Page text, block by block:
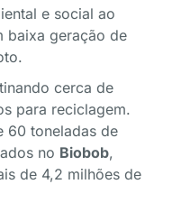
e social ao
baixa geração de
cerca de
para reciclagem.
60 toneladas de
no Biobob,
de 4,2 milhões de